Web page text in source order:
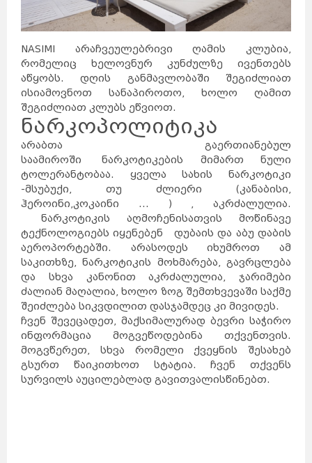
NASIMI არაჩვეულებრივი ღამის კლუბია,
რომელიც ხელოვნურ კუნძულზე ივენთებს
აწყობს. დღის განმავლობაში შეგიძლიათ
ისიამოვნოთ სანაპიროთო, ხოლო ღამით
შეგიძლიათ კლუბს ეწვიოთ.
ნარკოპოლიტიკა
არაბთა გაერთიანებულ
საამიროში ნარკოტიკების მიმართ ნული
ტოლერანტობაა. ყველა სახის ნარკოტიკი
-მსუბუქი, თუ ძლიერი (კანაბისი,
ჰეროინი,კოკაინი ... ) , აკრძალულია.
ნარკოტიკის აღმოჩენისათვის მოწინავე
ტექნოლოგიებს იყენებენ დუბაის და აბუ დაბის
აეროპორტებში. არასოდეს იხუმროთ ამ
საკითხზე, ნარკოტიკის მოხმარება, გავრცლება
და სხვა კანონით აკრძალულია, ჯარიმები
ძალიან მაღალია, ხოლო ზოგ შემთხვევაში საქმე
შეიძლება სიკვდილით დასჯამდეც კი მივიდეს.
ჩვენ შევეცადეთ, მაქსიმალურად ბევრი საჭირო
ინფორმაცია მოგვეწოდებინა თქვენთვის.
მოგვწერეთ, სხვა რომელი ქვეყნის შესახებ
გსურთ წაიკითხოთ სტატია. ჩვენ თქვენს
სურვილს აუცილებლად გავითვალისწინებთ.